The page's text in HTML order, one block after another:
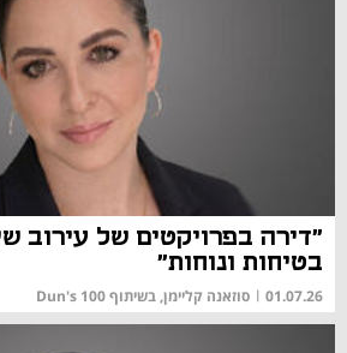
"דירה בפרויקטים של עירוב
בטיחות ונוחות"
01.07.26
| סוזאנה קליימן, בשיתוף Dun's 100